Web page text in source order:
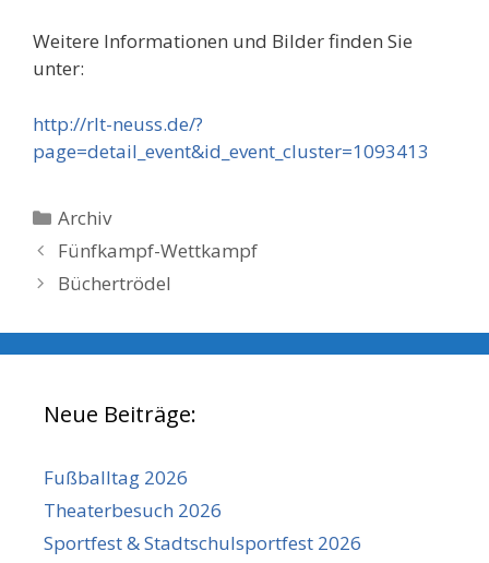
Weitere Informationen und Bilder finden Sie
unter:
http://rlt-neuss.de/?
page=detail_event&id_event_cluster=1093413
Kategorien
Archiv
Fünfkampf-Wettkampf
Büchertrödel
Neue Beiträge:
Fußballtag 2026
Theaterbesuch 2026
Sportfest & Stadtschulsportfest 2026